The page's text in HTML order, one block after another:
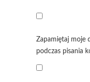
Zapamiętaj moje
podczas pisania